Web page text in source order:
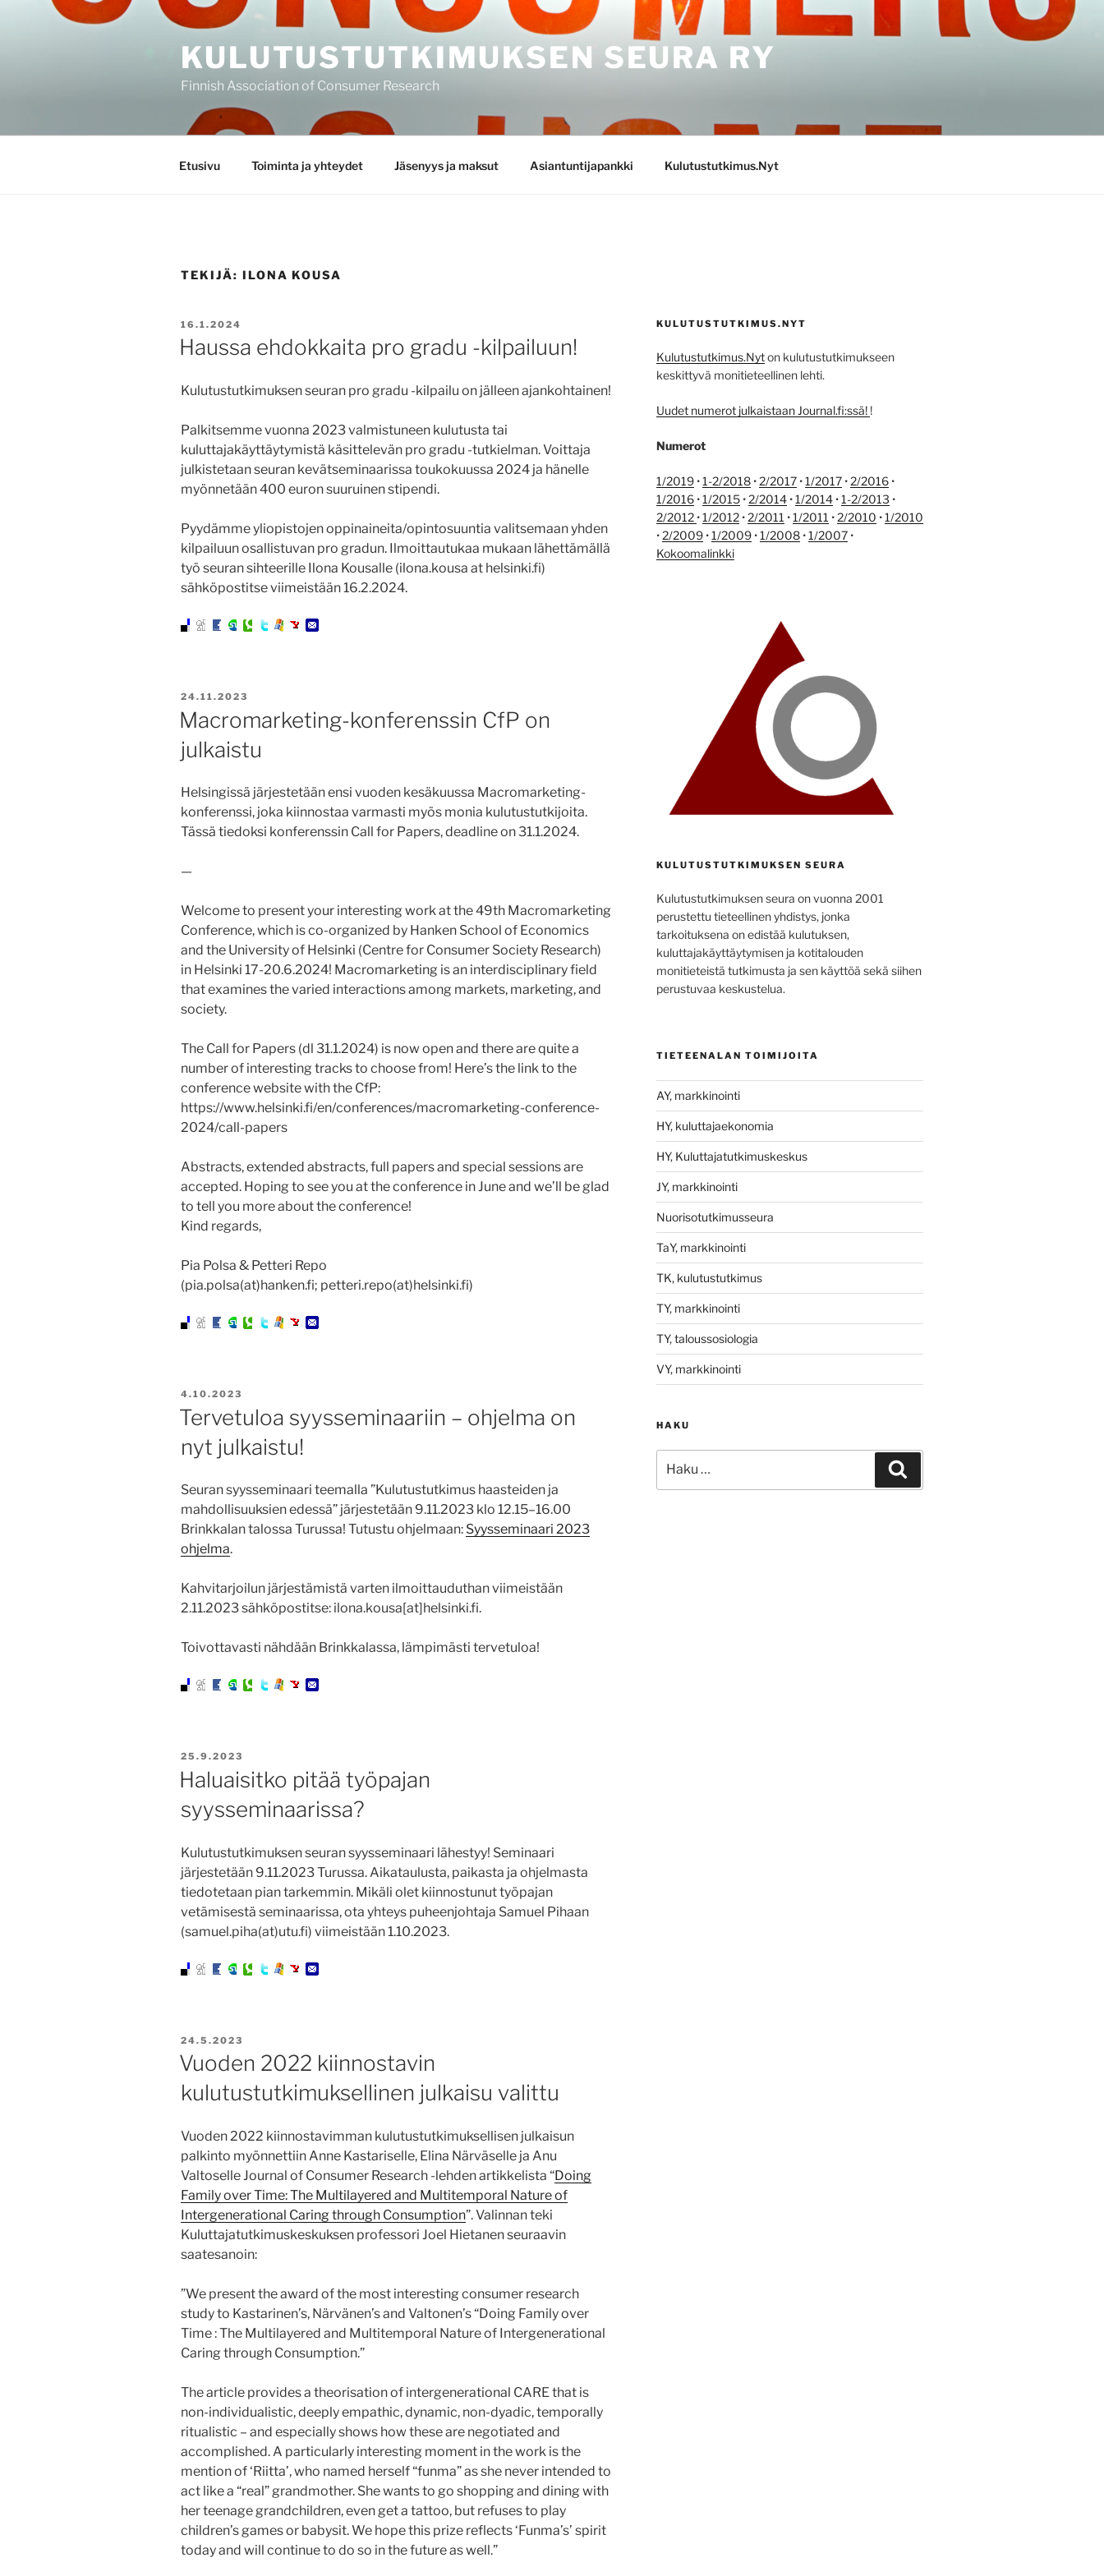
KULUTUSTUTKIMUKSEN SEURA RY
Finnish Association of Consumer Research
Etusivu Toiminta ja yhteydet Jäsenyys ja maksut Asiantuntijapankki Kulutustutkimus.Nyt
TEKIJÄ: ILONA KOUSA
JULKAISTU
16.1.2024
Haussa ehdokkaita pro gradu -kilpailuun!
Kulutustutkimuksen seuran pro gradu -kilpailu on jälleen ajankohtainen!
Palkitsemme vuonna 2023 valmistuneen kulutusta tai
kuluttajakäyttäytymistä käsittelevän pro gradu -tutkielman. Voittaja
julkistetaan seuran kevätseminaarissa toukokuussa 2024 ja hänelle
myönnetään 400 euron suuruinen stipendi.
Pyydämme yliopistojen oppinaineita/opintosuuntia valitsemaan yhden
kilpailuun osallistuvan pro gradun. Ilmoittautukaa mukaan lähettämällä
työ seuran sihteerille Ilona Kousalle (ilona.kousa at helsinki.fi)
sähköpostitse viimeistään 16.2.2024.
JULKAISTU
24.11.2023
Macromarketing-konferenssin CfP on
julkaistu
Helsingissä järjestetään ensi vuoden kesäkuussa Macromarketing-
konferenssi, joka kiinnostaa varmasti myös monia kulutustutkijoita.
Tässä tiedoksi konferenssin Call for Papers, deadline on 31.1.2024.
—
Welcome to present your interesting work at the 49th Macromarketing
Conference, which is co-organized by Hanken School of Economics
and the University of Helsinki (Centre for Consumer Society Research)
in Helsinki 17-20.6.2024! Macromarketing is an interdisciplinary field
that examines the varied interactions among markets, marketing, and
society.
The Call for Papers (dl 31.1.2024) is now open and there are quite a
number of interesting tracks to choose from! Here’s the link to the
conference website with the CfP:
https://www.helsinki.fi/en/conferences/macromarketing-conference-
2024/call-papers
Abstracts, extended abstracts, full papers and special sessions are
accepted. Hoping to see you at the conference in June and we’ll be glad
to tell you more about the conference!
Kind regards,
Pia Polsa & Petteri Repo
(pia.polsa(at)hanken.fi; petteri.repo(at)helsinki.fi)
JULKAISTU
4.10.2023
Tervetuloa syysseminaariin – ohjelma on
nyt julkaistu!
Seuran syysseminaari teemalla ”Kulutustutkimus haasteiden ja
mahdollisuuksien edessä” järjestetään 9.11.2023 klo 12.15–16.00
Brinkkalan talossa Turussa! Tutustu ohjelmaan: Syysseminaari 2023
ohjelma.
Kahvitarjoilun järjestämistä varten ilmoittauduthan viimeistään
2.11.2023 sähköpostitse: ilona.kousa[at]helsinki.fi.
Toivottavasti nähdään Brinkkalassa, lämpimästi tervetuloa!
JULKAISTU
25.9.2023
Haluaisitko pitää työpajan
syysseminaarissa?
Kulutustutkimuksen seuran syysseminaari lähestyy! Seminaari
järjestetään 9.11.2023 Turussa. Aikataulusta, paikasta ja ohjelmasta
tiedotetaan pian tarkemmin. Mikäli olet kiinnostunut työpajan
vetämisestä seminaarissa, ota yhteys puheenjohtaja Samuel Pihaan
(samuel.piha(at)utu.fi) viimeistään 1.10.2023.
JULKAISTU
24.5.2023
Vuoden 2022 kiinnostavin
kulutustutkimuksellinen julkaisu valittu
Vuoden 2022 kiinnostavimman kulutustutkimuksellisen julkaisun
palkinto myönnettiin Anne Kastariselle, Elina Närväselle ja Anu
Valtoselle Journal of Consumer Research -lehden artikkelista “Doing
Family over Time: The Multilayered and Multitemporal Nature of
Intergenerational Caring through Consumption”. Valinnan teki
Kuluttajatutkimuskeskuksen professori Joel Hietanen seuraavin
saatesanoin:
”We present the award of the most interesting consumer research
study to Kastarinen’s, Närvänen’s and Valtonen’s “Doing Family over
Time : The Multilayered and Multitemporal Nature of Intergenerational
Caring through Consumption.”
The article provides a theorisation of intergenerational CARE that is
non-individualistic, deeply empathic, dynamic, non-dyadic, temporally
ritualistic – and especially shows how these are negotiated and
accomplished. A particularly interesting moment in the work is the
mention of ‘Riitta’, who named herself “funma” as she never intended to
act like a “real” grandmother. She wants to go shopping and dining with
her teenage grandchildren, even get a tattoo, but refuses to play
children’s games or babysit. We hope this prize reflects ‘Funma’s’ spirit
today and will continue to do so in the future as well.”
KULUTUSTUTKIMUS.NYT
Kulutustutkimus.Nyton kulutustutkimukseen
keskittyvä monitieteellinen lehti.
Uudet numerot julkaistaan Journal.fi:ssä! !
Numerot
1/2019•1-2/2018•2/2017•1/2017•2/2016•
1/2016•1/2015•2/2014•1/2014•1-2/2013 •
2/2012 •1/2012•2/2011 •1/2011 •2/2010 •1/2010
•2/2009•1/2009•1/2008•1/2007•
Kokoomalinkki
KULUTUSTUTKIMUKSEN SEURA
Kulutustutkimuksen seura on vuonna 2001
perustettu tieteellinen yhdistys, jonka
tarkoituksena on edistää kulutuksen,
kuluttajakäyttäytymisen ja kotitalouden
monitieteistä tutkimusta ja sen käyttöä sekä siihen
perustuvaa keskustelua.
TIETEENALAN TOIMIJOITA
AY, markkinointi
HY, kuluttajaekonomia
HY, Kuluttajatutkimuskeskus
JY, markkinointi
Nuorisotutkimusseura
TaY, markkinointi
TK, kulutustutkimus
TY, markkinointi
TY, taloussosiologia
VY, markkinointi
HAKU